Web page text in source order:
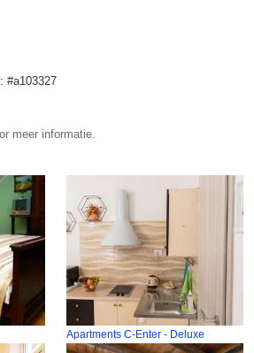
#a103327
meer informatie.
Apartments C-Enter - Deluxe